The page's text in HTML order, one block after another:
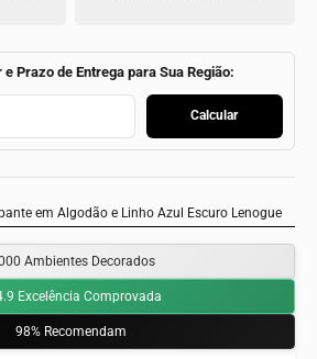
Prazo de Entrega para Sua Região:
Calcular
em Algodão e Linho Azul Escuro Lenogue
Ambientes Decorados
Excelência Comprovada
98% Recomendam